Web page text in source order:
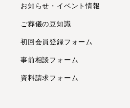
お知らせ・イベント情報
ご葬儀の豆知識
初回会員登録フォーム
事前相談フォーム
資料請求フォーム